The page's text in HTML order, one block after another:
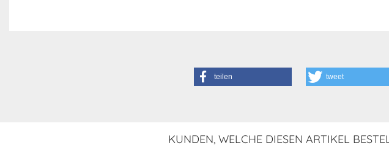
teilen tweet
KUNDEN, WELCHE DIESEN ARTIKEL